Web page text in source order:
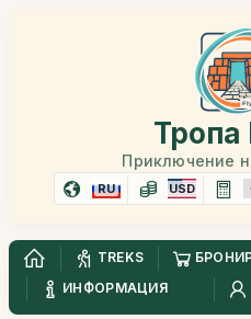
Тропа
Приключение
RU USD
TREKS
ИНФОРМАЦИЯ